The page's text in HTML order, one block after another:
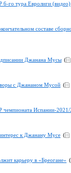
го тура Евролиги (видео)
составе
Джанана Мусы (
с Джананом Мусой (
Испании-2021/
к Джанану Мусе (
карьеру в «Бреогане» (